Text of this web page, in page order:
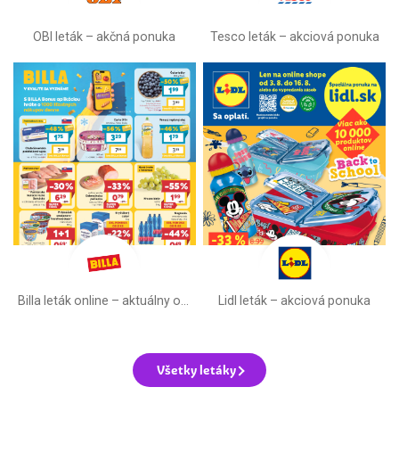
OBI leták –⁠ akčná ponuka Tesco leták – akciová ponuka
Lidl leták –⁠ akciová ponuka
Všetky letáky